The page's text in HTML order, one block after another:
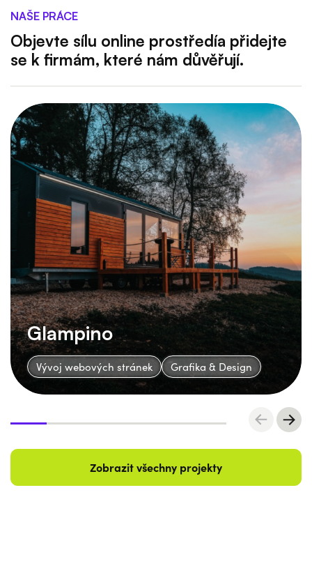
NAŠE PRÁCE
Objevte sílu online prostředía přidejte
se k firmám, které nám důvěřují.
Glampino
Vývoj webových stránek Grafika & Design
Zobrazit všechny projekty